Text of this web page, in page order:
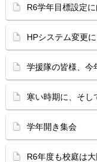
R6学年目標設定
HPシステム変更
学援隊の皆様、今
寒い時期に、そし
学年開き集会
R6年度も校庭は